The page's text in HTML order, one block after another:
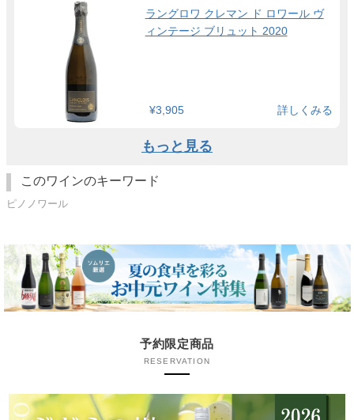
ラングロワ クレマン ド ロワール ヴ
ィンテージ ブリュット 2020
¥3,905 詳しくみる
もっと見る
このワインのキーワード
ピノノワール
予約限定商品
RESERVATION